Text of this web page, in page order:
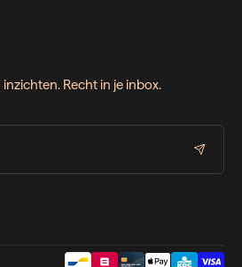
Recht in je inbox.